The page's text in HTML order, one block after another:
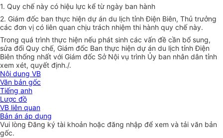
1. Quy chế này có hiệu lực kể từ ngày ban hành
2. Giám đốc ban thực hiện dự án du lịch tỉnh Điện Biên, Thủ trưởng
các đơn vị có liên quan chịu trách nhiệm thi hành quy chế này.
Trong quá trình thực hiện nếu phát sinh các vấn đề cần bổ sung,
sửa đổi Quy chế, Giám đốc Ban thực hiện dự án du lịch tỉnh Điện
Biên thống nhất với Giám đốc Sở Nội vụ trình Ủy ban nhân dân tỉnh
xem xét, quyết định./.
Nội dung VB
Văn bản gốc
Tiếng anh
Lược đồ
VB liên quan
Bản án áp dụng
Vui lòngĐăng ký tài khoản hoặc đăng nhập để xem và tải văn bản
gốc.